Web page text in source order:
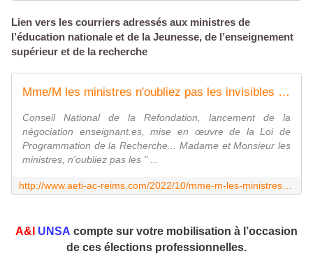
Lien vers les courriers adressés aux ministres de
l’éducation nationale et de la Jeunesse, de l’enseignement
supérieur et de la recherche
Mme/M les ministres n'oubliez pas les invisibles - Syndicat AetI-UNSA Académie Reims
Conseil National de la Refondation, lancement de la
négociation enseignant.es, mise en œuvre de la Loi de
Programmation de la Recherche... Madame et Monsieur les
ministres, n'oubliez pas les " ...
A&I UNSA compte sur votre mobilisation à l’occasion
de ces élections professionnelles.